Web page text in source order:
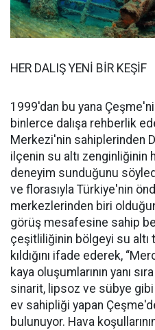
HER DALIŞ YENİ BİR KEŞİF
1999'dan bu yana
binlerce dalışa rehberlik
Merkezi'nin sahiplerinden
ilçenin su altı zenginliğinin
deneyim sunduğunu
ve florasıyla Türkiye'nin
merkezlerinden biri
görüş mesafesine sahip
çeşitliliğinin bölgeyi su altı
kıldığını ifade ederek,
kaya oluşumlarının yanı
sinarit, lipsoz ve sübye gibi
ev sahipliği yapan
bulunuyor. Hava